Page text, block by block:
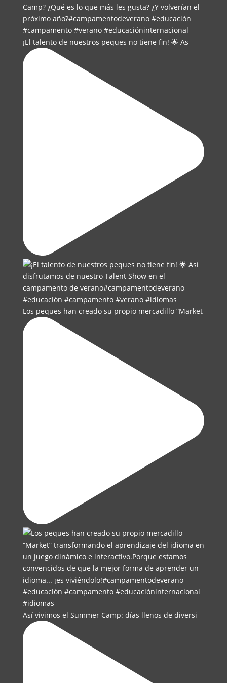
¡El talento de nuestros peques no tiene fin! 🌟 As
Los peques han creado su propio mercadillo “Market
Así vivimos el Summer Camp: días llenos de diversi